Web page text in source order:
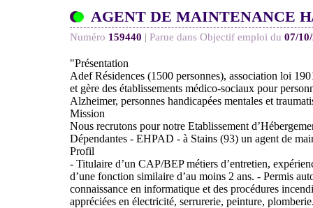
AGENT DE MAINTENANCE
Numéro 159440 | Parue dans Objectif emploi du 07/
"Présentation
Adef Résidences (1500 personnes), association loi
et gère des établissements médico-sociaux pour
Alzheimer, personnes handicapées mentales et
Mission
Nous recrutons pour notre Etablissement
Dépendantes - EHPAD - à Stains (93) un agent de
Profil
- Titulaire d’un CAP/BEP métiers d’entretien,
d’une fonction similaire d’au moins 2 ans. - Permis
connaissance en informatique et des procédures
appréciées en électricité, serrurerie, peinture,